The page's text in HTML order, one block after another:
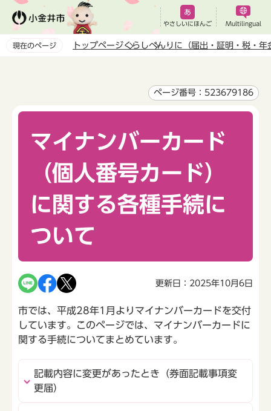
ペ
やさしいにほんご Multilingual
現在のページ トップページくらしべんりに（届出・証明・税・年
ページ番号：523679186
マイナンバーカード
（個人番号カード）
に関する各種手続に
ついて
更新日：2025年10月6日
市では、平成28年1月よりマイナンバーカードを交付
しています。このページでは、マイナンバーカードに
関する手続についてまとめています。
記載内容に変更があったとき（券面記載事項変
更届）